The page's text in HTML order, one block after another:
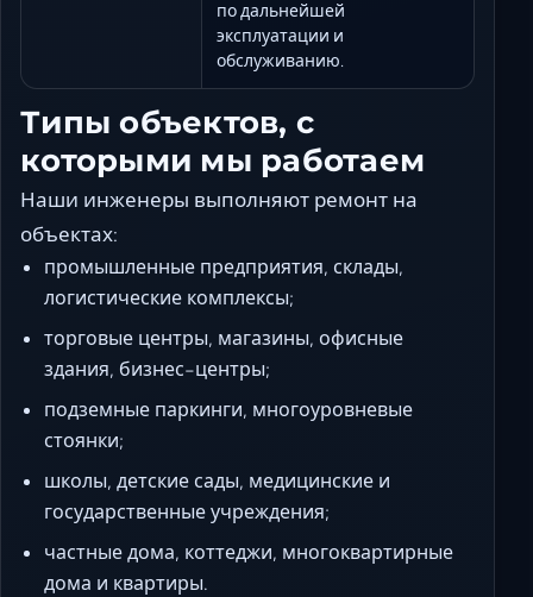
по дальнейшей
эксплуатации и
обслуживанию.
Типы объектов, с
которыми мы работаем
Наши инженеры выполняют ремонт на
объектах:
промышленные предприятия, склады,
логистические комплексы;
торговые центры, магазины, офисные
здания, бизнес-центры;
подземные паркинги, многоуровневые
стоянки;
школы, детские сады, медицинские и
государственные учреждения;
частные дома, коттеджи, многоквартирные
дома и квартиры.